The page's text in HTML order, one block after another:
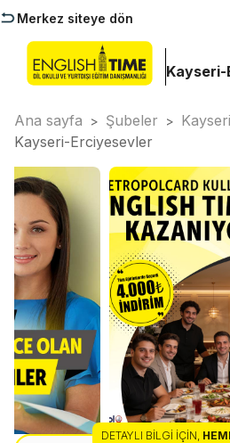
Merkez siteye dön
Ana sayfa > Şubeler > Kayseri
Kayseri-Erciyesevler
DETAYLI BILGI İÇIN,